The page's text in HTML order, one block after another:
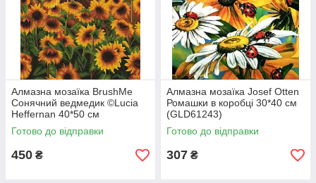
Алмазна мозаїка BrushMe
Сонячний ведмедик ©Lucia
Heffernan 40*50 см
(DBS1200)
Готово до відправки
450 ₴
Алмазна мозаїка Josef Otten
Ромашки в коробці 30*40 см
(GLD61243)
Готово до відправки
307 ₴